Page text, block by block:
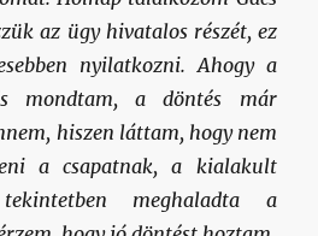
az ügy hivatalos részét, ez
nyilatkozni. Ahogy a
mondtam, a döntés már
hiszen láttam, hogy nem
a csapatnak, a kialakult
meghaladta a